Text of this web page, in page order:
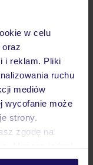
w celu
oraz
i reklam. Pliki
ruchu
mediów
wycofanie może
strony.
zgodę na
zakładkę